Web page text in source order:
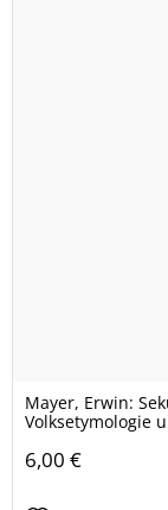
Mayer, Erwin:
Volksetymologie
6,00 €